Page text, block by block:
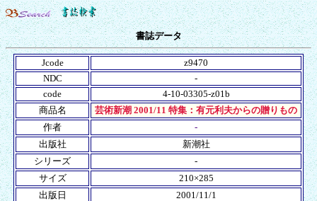
書誌データ
Jcode
z9470
NDC
-
code
4-10-03305-z01b
商品名
芸術新潮 2001/11 特集：有元利夫からの贈りもの
作者
-
出版社
新潮社
シリーズ
-
サイズ
210×285
出版日
2001/11/1